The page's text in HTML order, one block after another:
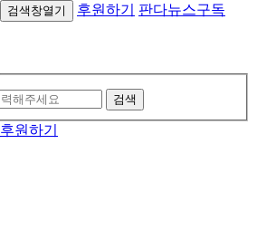
검색창열기 후원하기 판다뉴스구독
검색
후원하기